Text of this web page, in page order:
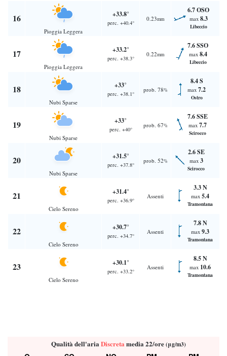
16
Pioggia Leggera
+33.8°
perc. +40.4°
0.23mm
6.7 OSO
max 8.3
Libeccio
17
Pioggia Leggera
+33.2°
perc. +38.3°
0.22mm
7.6 SSO
max 8.4
Libeccio
18
Nubi Sparse
+33°
perc. +38.1°
prob. 78%
8.4 S
max 7.2
Ostro
19
Nubi Sparse
+33°
perc. +40°
prob. 67%
7.6 SSE
max 7.7
Scirocco
20
Nubi Sparse
+31.5°
perc. +37.8°
prob. 52%
2.6 SE
max 3
Scirocco
21
Cielo Sereno
+31.4°
perc. +36.9°
Assenti
3.3 N
max 5.4
Tramontana
22
Cielo Sereno
+30.7°
perc. +34.7°
Assenti
7.8 N
max 9.3
Tramontana
23
Cielo Sereno
+30.1°
perc. +33.2°
Assenti
8.5 N
max 10.6
Tramontana
Qualità dell'aria Discreta media 22/ore(μg/m3)